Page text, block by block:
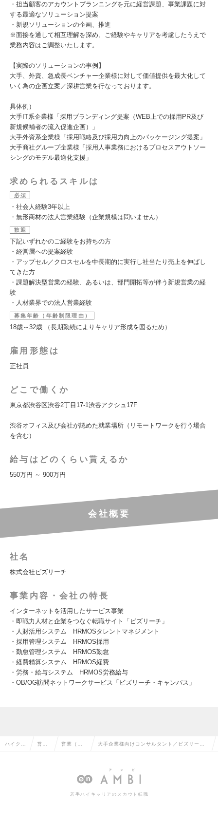
・担当顧客のアカウントプランニングを元に経営課題、事業課題に対
する最適なソリューション提案
・新規ソリューションの企画、推進
※面接を通して相互理解を深め、ご経験やキャリアを考慮したうえで
業務内容はご調整いたします。
【実際のソリューションの事例】
大手、外資、急成長ベンチャー企業様に対して価値提供を最大化して
いく為の企画立案／深耕営業を行なっております。
具体例）
大手IT系企業様「採用ブランディング提案（WEB上での採用PR及び
新規候補者の流入促進企画）」
大手外資系企業様「採用戦略及び採用力向上のパッケージング提案」
大手商社グループ企業様「採用人事業務におけるプロセスアウトソー
シングのモデル最適化支援」
求められるスキルは
必須
・社会人経験3年以上
・無形商材の法人営業経験（企業規模は問いません）
歓迎
下記いずれかのご経験をお持ちの方
・経営層への提案経験
・アップセル／クロスセルを中長期的に実行し社当たり売上を伸ばし
てきた方
・課題解決型営業の経験、あるいは、部門開拓等が伴う新規営業の経
験
・人材業界での法人営業経験
募集年齢（年齢制限理由）
18歳～32歳 （長期勤続によりキャリア形成を図るため）
雇用形態は
正社員
どこで働くか
東京都渋谷区渋谷2丁目17-1渋谷アクシュ17F
渋谷オフィス及び会社が認めた就業場所（リモートワークを行う場合
を含む）
給与はどのくらい貰えるか
550万円 ～ 900万円
会社概要
社名
株式会社ビズリーチ
事業内容・会社の特長
インターネットを活用したサービス事業
・即戦力人材と企業をつなぐ転職サイト「ビズリーチ」
・人財活用システム HRMOSタレントマネジメント
・採用管理システム HRMOS採用
・勤怠管理システム HRMOS勤怠
・経費精算システム HRMOS経費
・労務・給与システム HRMOS労務給与
・OB/OG訪問ネットワークサービス「ビズリーチ・キャンパス」
ハイクラ 営業 営業（法 大手企業様向けコンサルタント／ビズリーチ
部の求人情報
若手ハイキャリアのスカウト転職